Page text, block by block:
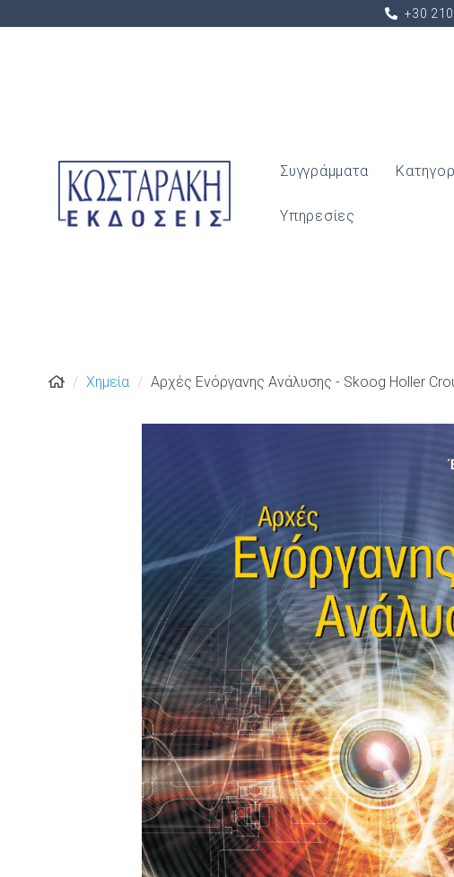
+30
Συγγράμματα
Υπηρεσίες
Χημεία Αρχές Ενόργανης Ανάλυσης - Skoog Holler